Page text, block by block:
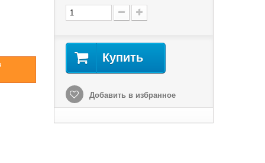
Купить
Добавить в избранное